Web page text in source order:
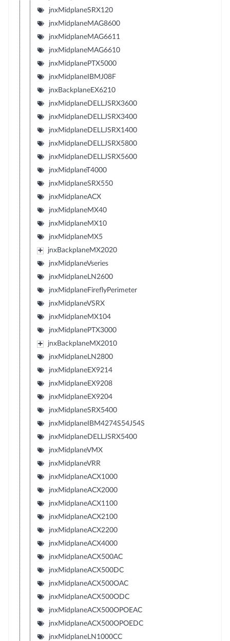
jnxMidplaneSRX120
jnxMidplaneMAG8600
jnxMidplaneMAG6611
jnxMidplaneMAG6610
jnxMidplanePTX5000
jnxMidplaneIBMJ08F
jnxBackplaneEX6210
jnxMidplaneDELLJSRX3600
jnxMidplaneDELLJSRX3400
jnxMidplaneDELLJSRX1400
jnxMidplaneDELLJSRX5800
jnxMidplaneDELLJSRX5600
jnxMidplaneT4000
jnxMidplaneSRX550
jnxMidplaneACX
jnxMidplaneMX40
jnxMidplaneMX10
jnxMidplaneMX5
jnxBackplaneMX2020
jnxMidplaneVseries
jnxMidplaneLN2600
jnxMidplaneFireflyPerimeter
jnxMidplaneVSRX
jnxMidplaneMX104
jnxMidplanePTX3000
jnxBackplaneMX2010
jnxMidplaneLN2800
jnxMidplaneEX9214
jnxMidplaneEX9208
jnxMidplaneEX9204
jnxMidplaneSRX5400
jnxMidplaneIBM4274S54J54S
jnxMidplaneDELLJSRX5400
jnxMidplaneVMX
jnxMidplaneVRR
jnxMidplaneACX1000
jnxMidplaneACX2000
jnxMidplaneACX1100
jnxMidplaneACX2100
jnxMidplaneACX2200
jnxMidplaneACX4000
jnxMidplaneACX500AC
jnxMidplaneACX500DC
jnxMidplaneACX500OAC
jnxMidplaneACX500ODC
jnxMidplaneACX500OPOEAC
jnxMidplaneACX500OPOEDC
jnxMidplaneLN1000CC